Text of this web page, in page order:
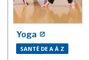
Yoga
SANTÉ DE A À Z